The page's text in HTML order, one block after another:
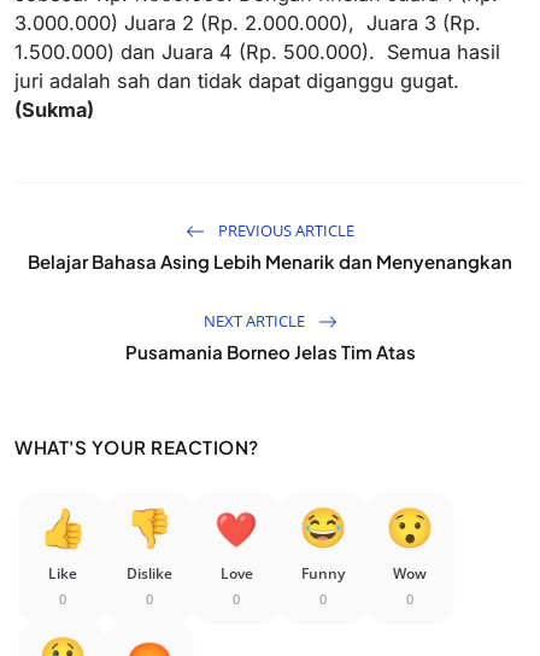
3.000.000) Juara 2 (Rp. 2.000.000), Juara 3 (Rp.
1.500.000) dan Juara 4 (Rp. 500.000). Semua hasil
juri adalah sah dan tidak dapat diganggu gugat.
(Sukma)
PREVIOUS ARTICLE
Belajar Bahasa Asing Lebih Menarik dan Menyenangkan
NEXT ARTICLE
Pusamania Borneo Jelas Tim Atas
WHAT'S YOUR REACTION?
Like
0
Dislike
0
Love
0
Funny
0
Wow
0